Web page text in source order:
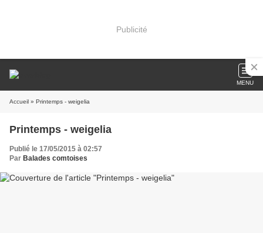
Publicité
MENU
Accueil » Printemps - weigelia
Printemps - weigelia
Publié le 17/05/2015 à 02:57
Par Balades comtoises